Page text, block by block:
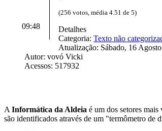
09:48
(256 votos, média 4.51 de 5)
Detalhes
Categoria: Texto não
Atualização: Sábado, 16
Autor: vovó Vicki
Acessos: 517932
A Informática da Aldeia é um dos setores
são identificados através de um "termômetro de